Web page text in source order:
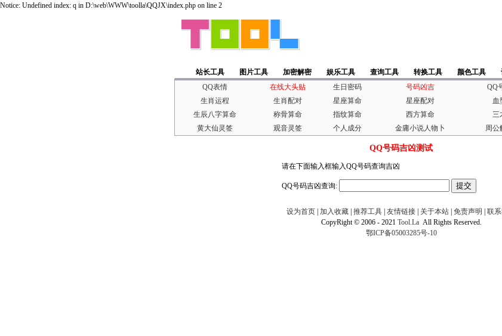
Notice: Undefined index: q in D:\web\WWW\toolla\QQJX\index.php on line 2
站长工具 图片工具 加密解密 娱乐工具 查询工具 转换工具 颜色工具
QQ表情
在线大头贴 生日密码 号码凶吉 QQ
生肖运程
生肖配对 星座算命 星座配对 血
生辰八字算命
称骨算命 指纹算命 西方算命 三
黄大仙灵签
观音灵签 个人成分 金庸小说人物卜 周公
QQ号码吉凶测试
请在下面输入框输入QQ号码查询吉凶
QQ号码吉凶查询:
设为首页 加入收藏 推荐工具 友情链接 关于本站 免责声明
联
CopyRight © 2006 - 2021 Tool.LaAll Rights Reserved.
鄂ICP备05003285号-10